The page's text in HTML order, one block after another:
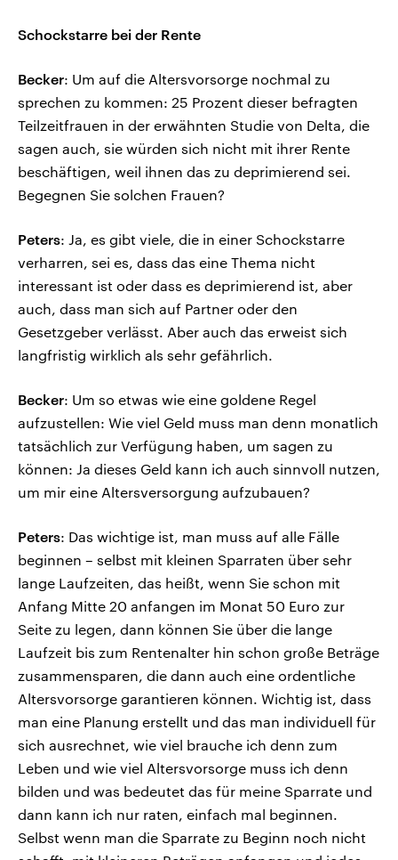
Schockstarre bei der Rente
Becker: Um auf die Altersvorsorge nochmal zu
sprechen zu kommen: 25 Prozent dieser befragten
Teilzeitfrauen in der erwähnten Studie von Delta, die
sagen auch, sie würden sich nicht mit ihrer Rente
beschäftigen, weil ihnen das zu deprimierend sei.
Begegnen Sie solchen Frauen?
Peters: Ja, es gibt viele, die in einer Schockstarre
verharren, sei es, dass das eine Thema nicht
interessant ist oder dass es deprimierend ist, aber
auch, dass man sich auf Partner oder den
Gesetzgeber verlässt. Aber auch das erweist sich
langfristig wirklich als sehr gefährlich.
Becker: Um so etwas wie eine goldene Regel
aufzustellen: Wie viel Geld muss man denn monatlich
tatsächlich zur Verfügung haben, um sagen zu
können: Ja dieses Geld kann ich auch sinnvoll nutzen,
um mir eine Altersversorgung aufzubauen?
Peters: Das wichtige ist, man muss auf alle Fälle
beginnen – selbst mit kleinen Sparraten über sehr
lange Laufzeiten, das heißt, wenn Sie schon mit
Anfang Mitte 20 anfangen im Monat 50 Euro zur
Seite zu legen, dann können Sie über die lange
Laufzeit bis zum Rentenalter hin schon große Beträge
zusammensparen, die dann auch eine ordentliche
Altersvorsorge garantieren können. Wichtig ist, dass
man eine Planung erstellt und das man individuell für
sich ausrechnet, wie viel brauche ich denn zum
Leben und wie viel Altersvorsorge muss ich denn
bilden und was bedeutet das für meine Sparrate und
dann kann ich nur raten, einfach mal beginnen.
Selbst wenn man die Sparrate zu Beginn noch nicht